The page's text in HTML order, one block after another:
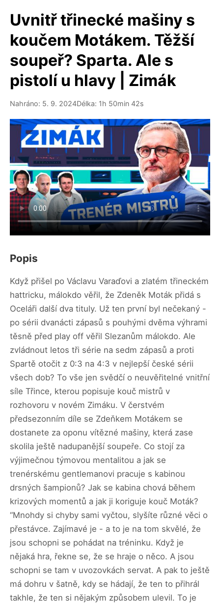
Uvnitř třinecké mašiny s
koučem Motákem. Těžší
soupeř? Sparta. Ale s
pistolí u hlavy | Zimák
Nahráno: 5. 9. 2024Délka: 1h 50min 42s
Popis
Když přišel po Václavu Varaďovi a zlatém třineckém
hattricku, málokdo věřil, že Zdeněk Moták přidá s
Oceláři další dva tituly. Už ten první byl nečekaný -
po sérii dvanácti zápasů s pouhými dvěma výhrami
těsně před play off věřil Slezanům málokdo. Ale
zvládnout letos tři série na sedm zápasů a proti
Spartě otočit z 0:3 na 4:3 v nejlepší české sérii
všech dob? To vše jen svědčí o neuvěřitelné vnitřní
síle Třince, kterou popisuje kouč mistrů v
rozhovoru v novém Zimáku. V čerstvém
předsezonním díle se Zdeňkem Motákem se
dostanete za oponu vítězné mašiny, která zase
skolila ještě nadupanější soupeře. Co stojí za
výjimečnou týmovou mentalitou a jak se
trenérskému gentlemanovi pracuje s kabinou
drsných šampionů? Jak se kabina chová během
krizových momentů a jak ji koriguje kouč Moták?
“Mnohdy si chyby sami vyčtou, slyšíte různé věci o
přestávce. Zajímavé je - a to je na tom skvělé, že
jsou schopni se pohádat na tréninku. Když je
nějaká hra, řekne se, že se hraje o něco. A jsou
schopni se tam v uvozovkách servat. A pak to ještě
má dohru v šatně, kdy se hádají, že ten to přihrál
takhle, že ten si nějakým způsobem ulevil. To je